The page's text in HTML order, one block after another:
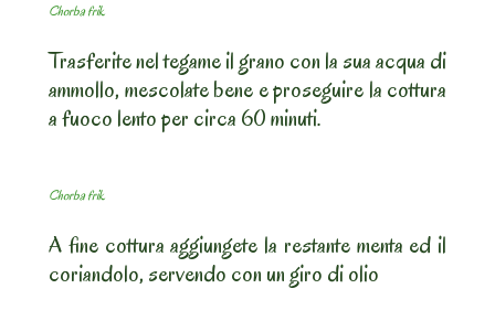
Chorba frik
Trasferite nel tegame il grano con la sua acqua di
ammollo, mescolate bene e proseguire la cottura
a fuoco lento per circa 60 minuti.
Chorba frik
A fine cottura aggiungete la restante menta ed il
coriandolo, servendo con un giro di olio